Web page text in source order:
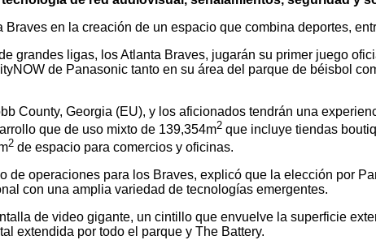
Braves en la creación de un espacio que combina deportes,
grandes ligas, los Atlanta Braves, jugarán su primer juego
de Panasonic tanto en su área del parque de béisbol
County, Georgia (EU), y los aficionados tendrán una
que de uso mixto de 139,354m2 que incluye tiendas
2 de espacio para comercios y oficinas.
de operaciones para los Braves, explicó que la elección por
con una amplia variedad de tecnologías emergentes.
de video gigante, un cintillo que envuelve la superficie
extendida por todo el parque y The Battery.